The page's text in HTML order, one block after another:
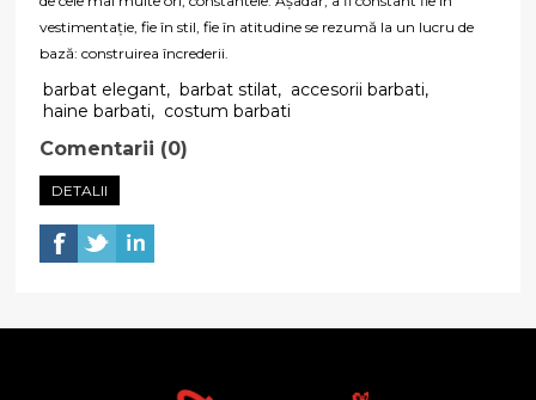
vestimentație, fie în stil, fie în atitudine se rezumă la un lucru de
bază: construirea încrederii.
barbat elegant, barbat stilat, accesorii barbati,
haine barbati, costum barbati
Comentarii (0)
DETALII